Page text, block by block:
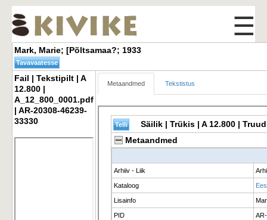
☰
Mark, Marie; [Põltsamaa?; 1933
Fail | Tekstipilt | A
12.800 |
A_12_800_0001.pdf
| AR-20308-46239-
33330
Metaandmed Tekstistus